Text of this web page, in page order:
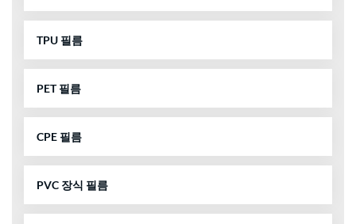
TPU 필름
PET 필름
CPE 필름
PVC 장식 필름